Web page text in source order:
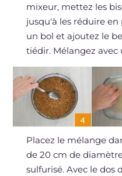
mixeur, mettez les
jusqu'à les réduire en
un bol et ajoutez le
tiédir. Mélangez avec
Placez le mélange
de 20 cm de
sulfurisé. Avec le dos